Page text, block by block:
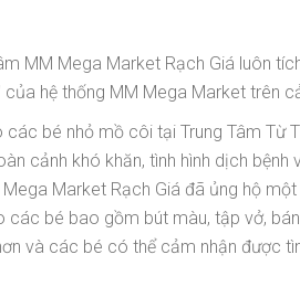
MM Mega Market Rạch Giá luôn
của hệ thống MM Mega Market trên
bé nhỏ mồ côi tại Trung Tâm Từ
cảnh khó khăn, tình hình dịch bệnh
Market Rạch Giá đã ủng hộ
bé bao gồm bút màu, tập vở,
và các bé có thể cảm nhận được